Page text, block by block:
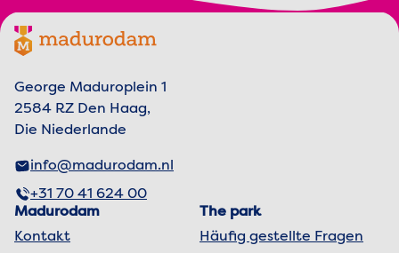
Footer menu
Madurodam-Logo, zur Homepage
George Maduroplein 1
2584 RZ Den Haag,
Die Niederlande
info@madurodam.nl
+31 70 41 624 00
Madurodam
Kontakt
The park
Häufig gestellte Fragen